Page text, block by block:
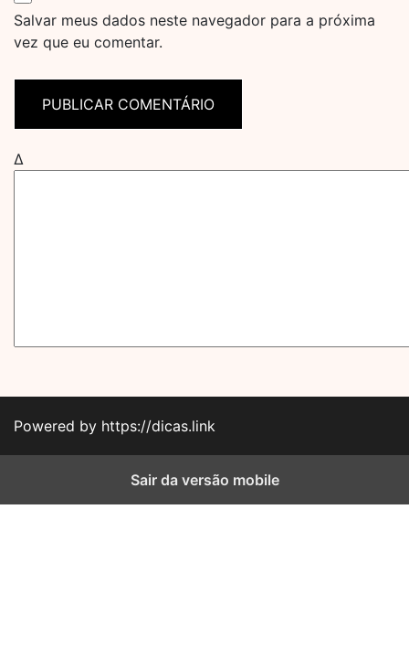
Salvar meus dados neste navegador para a próxima
vez que eu comentar.
Δ
Powered by https://dicas.link
Sair da versão mobile